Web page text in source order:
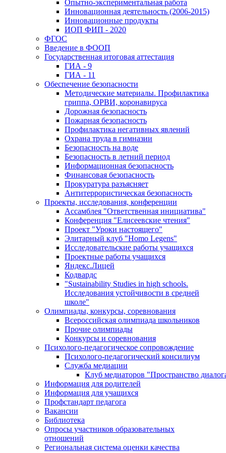
Опытно-экспериментальная работа
Инновационная деятельность (2006-2015)
Инновационные продукты
ИОП ФИП - 2020
ФГОС
Введение в ФООП
Государственная итоговая аттестация
ГИА - 9
ГИА - 11
Обеспечение безопасности
Методические материалы. Профилактика
гриппа, ОРВИ, коронавируса
Дорожная безопасность
Пожарная безопасность
Профилактика негативных явлений
Охрана труда в гимназии
Безопасность на воде
Безопасность в летний период
Информационная безопасность
Финансовая безопасность
Прокуратура разъясняет
Антитеррористическая безопасность
Проекты, исследования, конференции
Ассамблея "Ответственная инициатива"
Конференция "Елисеевские чтения"
Проект "Уроки настоящего"
Элитарный клуб "Homo Legens"
Исследовательские работы учащихся
Проектные работы учащихся
Яндекс.Лицей
Кодвардс
"Sustainability Studies in high schools.
Исследования устойчивости в средней
школе"
Олимпиады, конкурсы, соревнования
Всероссийская олимпиада школьников
Прочие олимпиады
Конкурсы и соревнования
Психолого-педагогическое сопровождение
Психолого-педагогический консилиум
Служба медиации
Клуб медиаторов "Пространство
Информация для родителей
Информация для учащихся
Профстандарт педагога
Вакансии
Библиотека
Опросы участников образовательных
отношений
Региональная система оценки качества